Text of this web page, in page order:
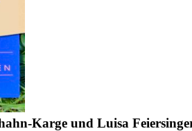
Karge und Luisa